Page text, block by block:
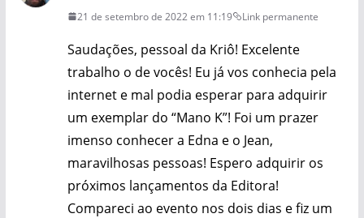
21 de setembro de 2022 em 11:19 Link permanente
Saudações, pessoal da Kriô! Excelente
trabalho o de vocês! Eu já vos conhecia pela
internet e mal podia esperar para adquirir
um exemplar do “Mano K”! Foi um prazer
imenso conhecer a Edna e o Jean,
maravilhosas pessoas! Espero adquirir os
próximos lançamentos da Editora!
Compareci ao evento nos dois dias e fiz um